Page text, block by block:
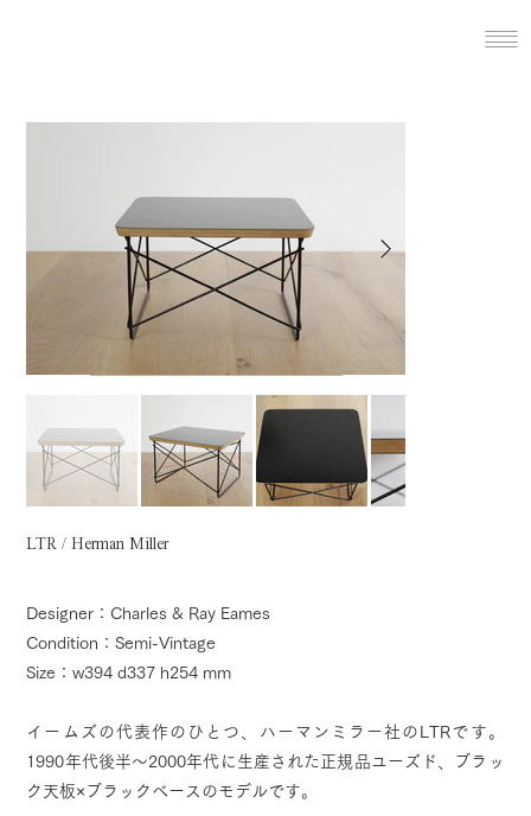
LTR / Herman Miller
Designer：Charles & Ray Eames
Condition：Semi-Vintage
Size：w394 d337 h254 mm
イームズの代表作のひとつ、ハーマンミラー社のLTRです。
1990年代後半～2000年代に生産された正規品ユーズド、ブラッ
ク天板×ブラックベースのモデルです。